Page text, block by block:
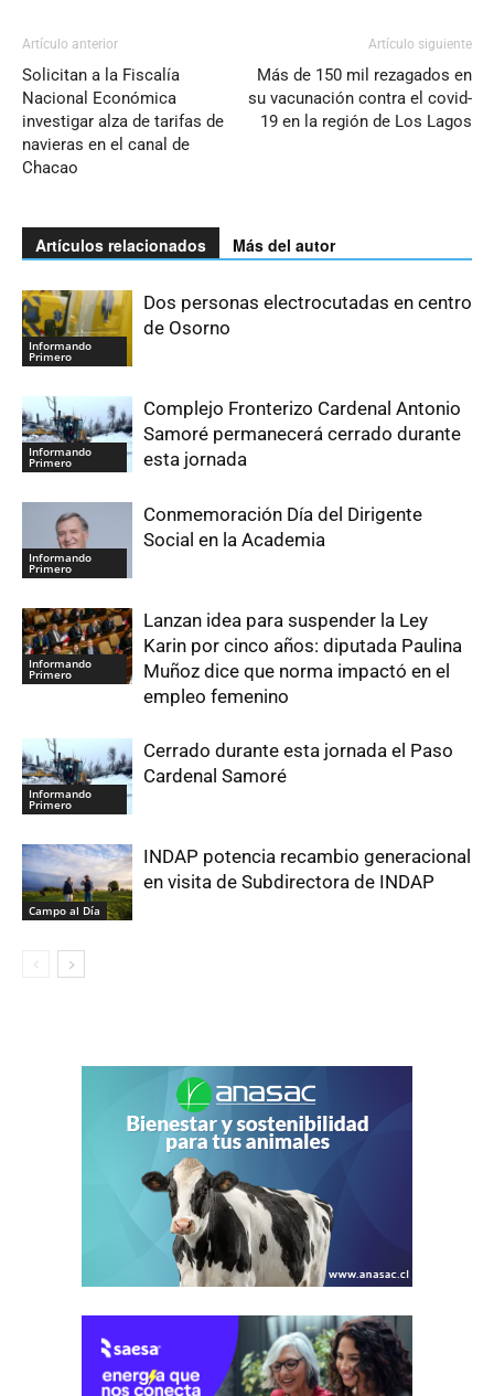
Artículo anterior
Solicitan a la Fiscalía
Nacional Económica
investigar alza de tarifas de
navieras en el canal de
Chacao
Artículo siguiente
Más de 150 mil rezagados en
su vacunación contra el covid-
19 en la región de Los Lagos
Artículos relacionados Más del autor
Informando
Primero
Dos personas electrocutadas en centro
de Osorno
Informando
Primero
Complejo Fronterizo Cardenal Antonio
Samoré permanecerá cerrado durante
esta jornada
Informando
Primero
Conmemoración Día del Dirigente
Social en la Academia
Informando
Primero
Lanzan idea para suspender la Ley
Karin por cinco años: diputada Paulina
Muñoz dice que norma impactó en el
empleo femenino
Informando
Primero
Cerrado durante esta jornada el Paso
Cardenal Samoré
Campo al Día
INDAP potencia recambio generacional
en visita de Subdirectora de INDAP